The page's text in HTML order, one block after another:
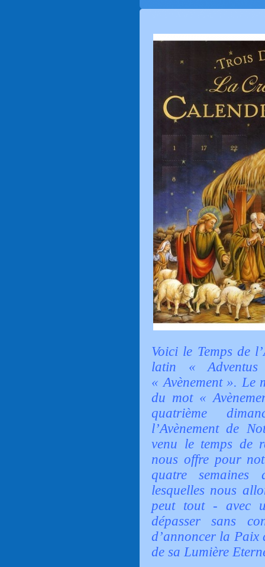
Voici le Temps de
latin «
« Avènement ». Le
du mot «
quatrième
l’Avènement de
venu le temps de
nous offre pour
quatre
lesquelles nous
peut tout - avec
dépasser sans
d’annoncer la Paix
de sa Lumière